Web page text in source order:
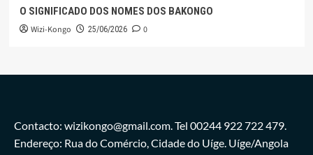
O SIGNIFICADO DOS NOMES DOS BAKONGO
Wizi-Kongo 25/06/2026 0
Contacto: wizikongo@gmail.com. Tel 00244 922 722 479.
Endereço: Rua do Comércio, Cidade do Uíge. Uíge/Angola